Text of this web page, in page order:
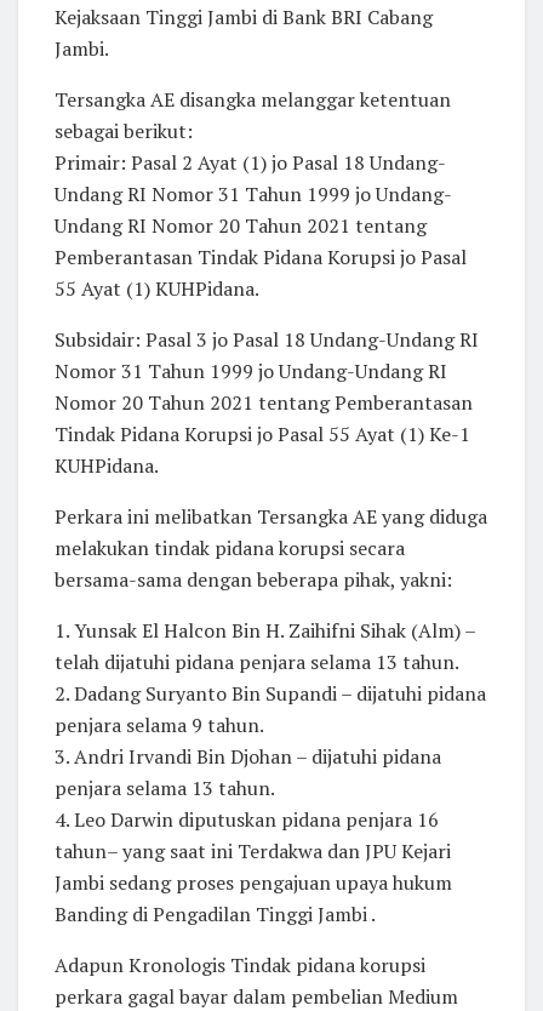
Kejaksaan Tinggi Jambi di Bank BRI Cabang
Jambi.
Tersangka AE disangka melanggar ketentuan
sebagai berikut:
Primair: Pasal 2 Ayat (1) jo Pasal 18 Undang-
Undang RI Nomor 31 Tahun 1999 jo Undang-
Undang RI Nomor 20 Tahun 2021 tentang
Pemberantasan Tindak Pidana Korupsi jo Pasal
55 Ayat (1) KUHPidana.
Subsidair: Pasal 3 jo Pasal 18 Undang-Undang RI
Nomor 31 Tahun 1999 jo Undang-Undang RI
Nomor 20 Tahun 2021 tentang Pemberantasan
Tindak Pidana Korupsi jo Pasal 55 Ayat (1) Ke-1
KUHPidana.
Perkara ini melibatkan Tersangka AE yang diduga
melakukan tindak pidana korupsi secara
bersama-sama dengan beberapa pihak, yakni:
1. Yunsak El Halcon Bin H. Zaihifni Sihak (Alm) –
telah dijatuhi pidana penjara selama 13 tahun.
2. Dadang Suryanto Bin Supandi – dijatuhi pidana
penjara selama 9 tahun.
3. Andri Irvandi Bin Djohan – dijatuhi pidana
penjara selama 13 tahun.
4. Leo Darwin diputuskan pidana penjara 16
tahun– yang saat ini Terdakwa dan JPU Kejari
Jambi sedang proses pengajuan upaya hukum
Banding di Pengadilan Tinggi Jambi .
Adapun Kronologis Tindak pidana korupsi
perkara gagal bayar dalam pembelian Medium